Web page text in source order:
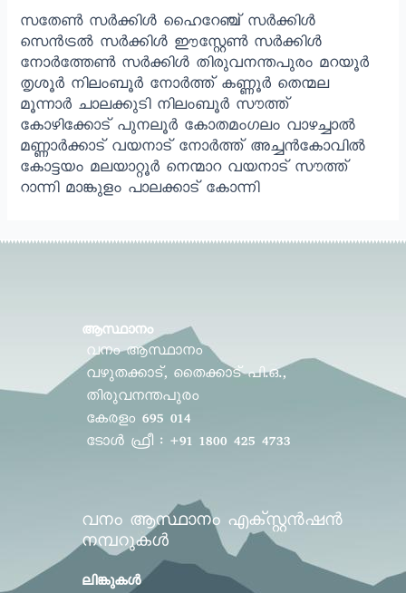
സതേൺ സർക്കിൾ ഹൈറേഞ്ച് സർക്കിൾ
സെൻട്രൽ സർക്കിൾ ഈസ്റ്റേൺ സർക്കിൾ
നോർത്തേൺ സർക്കിൾ തിരുവനന്തപുരം മറയൂർ
തൃശൂർ നിലംബൂർ നോർത്ത് കണ്ണൂർ തെന്മല
മൂന്നാർ ചാലക്കുടി നിലംബൂർ സൗത്ത്
കോഴിക്കോട് പുനലൂർ കോതമംഗലം വാഴച്ചാൽ
മണ്ണാർക്കാട് വയനാട് നോർത്ത് അച്ചൻകോവിൽ
കോട്ടയം മലയാറ്റൂർ നെന്മാറ വയനാട് സൗത്ത്
റാന്നി മാങ്കുളം പാലക്കാട് കോന്നി
ആസ്ഥാനം
വനം ആസ്ഥാനം
വഴുതക്കാട്, തൈക്കാട് പി.ഒ.,
തിരുവനന്തപുരം
കേരളം 695 014
ടോൾ ഫ്രീ : +91 1800 425 4733
വനം ആസ്ഥാനം എക്സ്റ്റൻഷൻ
നമ്പറുകൾ
ലിങ്കുകള്‍